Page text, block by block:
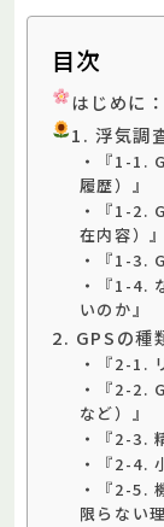
目次
はじめに
1. 浮気調
・『1-1.
履歴）』
・『1-2.
在内容）』
・『1-3.
・『1-4.
いのか』
2. GPSの種
・『2-1.
・『2-2.
など）』
・『2-3.
・『2-4.
・『2-5.
限らない理